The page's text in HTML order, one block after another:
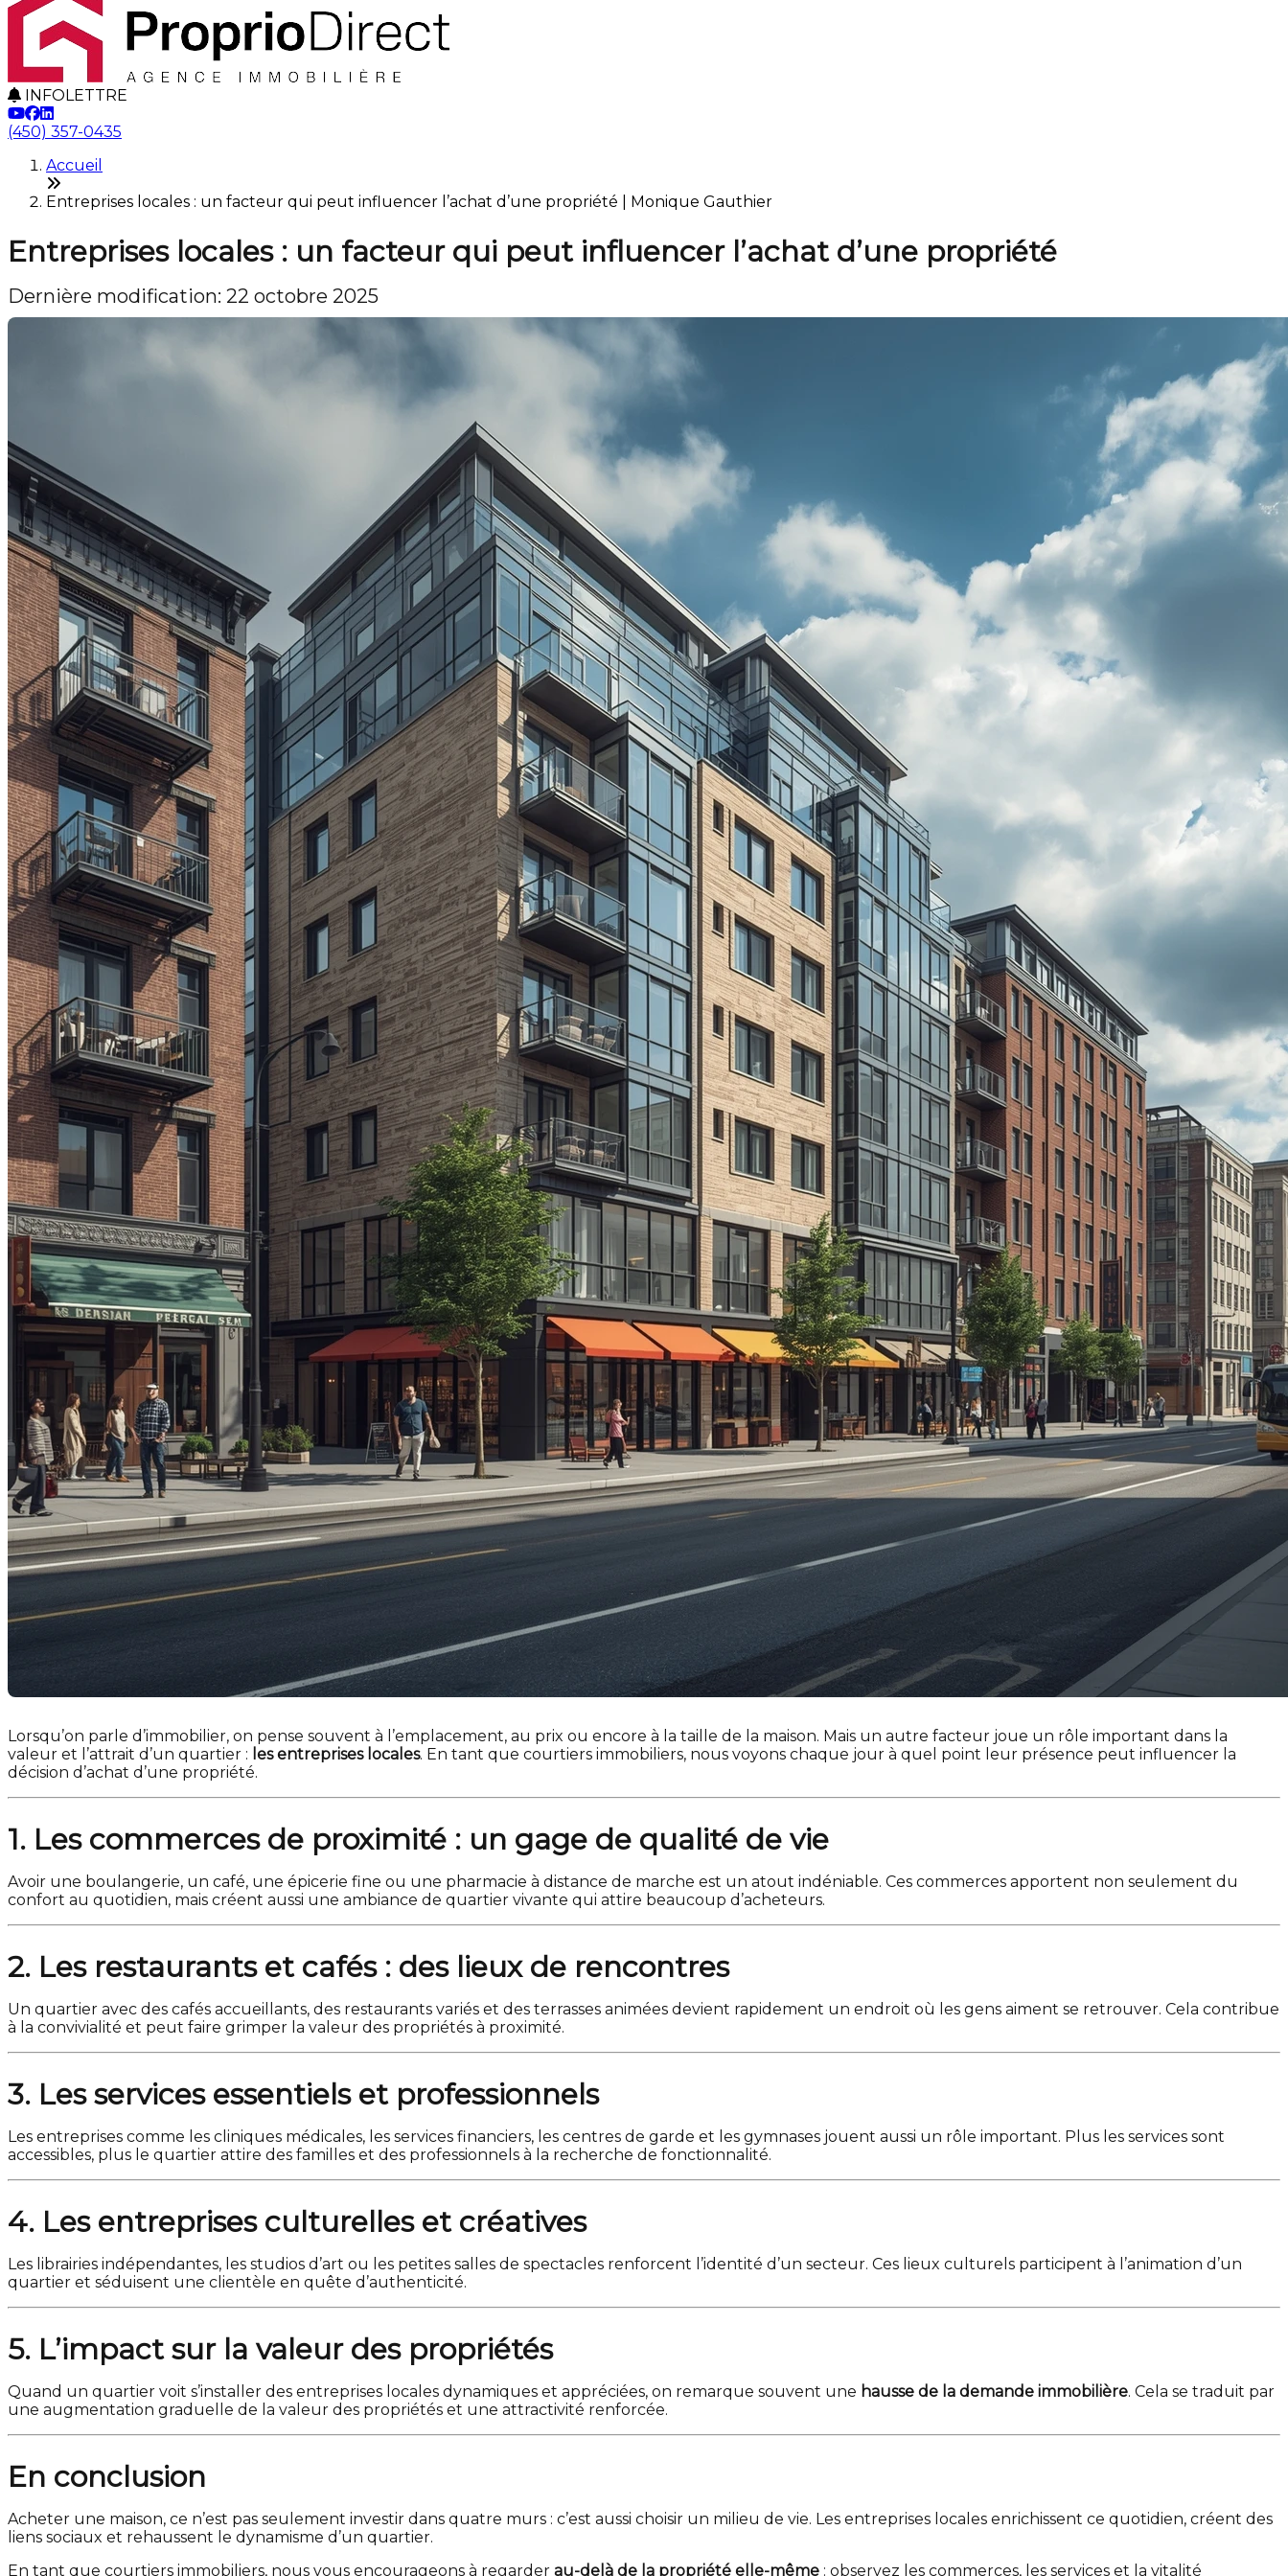
INFOLETTRE
(450) 357-0435
Accueil
Entreprises locales : un facteur qui peut influencer l’achat d’une propriété | Monique Gauthier
Entreprises locales : un facteur qui peut influencer l’achat d’une propriété
Dernière modification: 22 octobre 2025
Lorsqu’on parle d’immobilier, on pense souvent à l’emplacement, au prix ou encore à la taille de la maison. Mais un autre facteur joue un rôle important dans la
valeur et l’attrait d’un quartier : les entreprises locales. En tant que courtiers immobiliers, nous voyons chaque jour à quel point leur présence peut influencer la
décision d’achat d’une propriété.
1. Les commerces de proximité : un gage de qualité de vie
Avoir une boulangerie, un café, une épicerie fine ou une pharmacie à distance de marche est un atout indéniable. Ces commerces apportent non seulement du
confort au quotidien, mais créent aussi une ambiance de quartier vivante qui attire beaucoup d’acheteurs.
2. Les restaurants et cafés : des lieux de rencontres
Un quartier avec des cafés accueillants, des restaurants variés et des terrasses animées devient rapidement un endroit où les gens aiment se retrouver. Cela contribue
à la convivialité et peut faire grimper la valeur des propriétés à proximité.
3. Les services essentiels et professionnels
Les entreprises comme les cliniques médicales, les services financiers, les centres de garde et les gymnases jouent aussi un rôle important. Plus les services sont
accessibles, plus le quartier attire des familles et des professionnels à la recherche de fonctionnalité.
4. Les entreprises culturelles et créatives
Les librairies indépendantes, les studios d’art ou les petites salles de spectacles renforcent l’identité d’un secteur. Ces lieux culturels participent à l’animation d’un
quartier et séduisent une clientèle en quête d’authenticité.
5. L’impact sur la valeur des propriétés
Quand un quartier voit s’installer des entreprises locales dynamiques et appréciées, on remarque souvent une hausse de la demande immobilière. Cela se traduit par
une augmentation graduelle de la valeur des propriétés et une attractivité renforcée.
En conclusion
Acheter une maison, ce n’est pas seulement investir dans quatre murs : c’est aussi choisir un milieu de vie. Les entreprises locales enrichissent ce quotidien, créent des
liens sociaux et rehaussent le dynamisme d’un quartier.
En tant que courtiers immobiliers, nous vous encourageons à regarder au-delà de la propriété elle-même : observez les commerces, les services et la vitalité